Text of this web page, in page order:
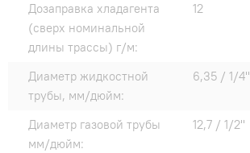
Дозаправка хладагента
(сверх номинальной
длины трассы) г/м:
12
Диаметр жидкостной
трубы, мм/дюйм:
6,35 / 1/4"
Диаметр газовой трубы
мм/дюйм:
12,7 / 1/2"